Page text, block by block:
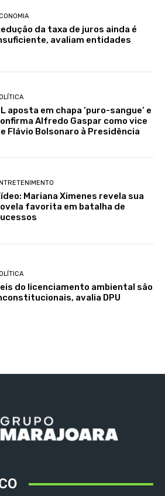
da taxa de juros ainda é
avaliam entidades
aposta em chapa ‘puro-sangue’ e
Alfredo Gaspar como vice
Flávio Bolsonaro à Presidência
Mariana Ximenes revela sua
favorita em batalha de
do licenciamento ambiental são
avalia DPU